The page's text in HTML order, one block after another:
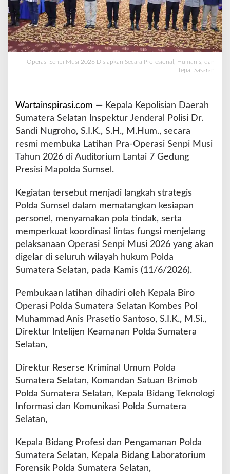
2
6
D
i
s
n
S
e
c
r
a
r
o
e
s
i
o
a
H
u
a
s
,
a
n
p
t
S
Operasi Senpi Musi 2026 Disiapkan Secara Profesional, Humanis, dan
Tepat Sasaran
Wartainspirasi.com — Kepala Kepolisian Daerah
Sumatera Selatan Inspektur Jenderal Polisi Dr.
Sandi Nugroho, S.I.K., S.H., M.Hum., secara
resmi membuka Latihan Pra-Operasi Senpi Musi
Tahun 2026 di Auditorium Lantai 7 Gedung
Presisi Mapolda Sumsel.
Kegiatan tersebut menjadi langkah strategis
Polda Sumsel dalam mematangkan kesiapan
personel, menyamakan pola tindak, serta
memperkuat koordinasi lintas fungsi menjelang
pelaksanaan Operasi Senpi Musi 2026 yang akan
digelar di seluruh wilayah hukum Polda
Sumatera Selatan, pada Kamis (11/6/2026).
Pembukaan latihan dihadiri oleh Kepala Biro
Operasi Polda Sumatera Selatan Kombes Pol
Muhammad Anis Prasetio Santoso, S.I.K., M.Si.,
Direktur Intelijen Keamanan Polda Sumatera
Selatan,
Direktur Reserse Kriminal Umum Polda
Sumatera Selatan, Komandan Satuan Brimob
Polda Sumatera Selatan, Kepala Bidang Teknologi
Informasi dan Komunikasi Polda Sumatera
Selatan,
Kepala Bidang Profesi dan Pengamanan Polda
Sumatera Selatan, Kepala Bidang Laboratorium
Forensik Polda Sumatera Selatan,